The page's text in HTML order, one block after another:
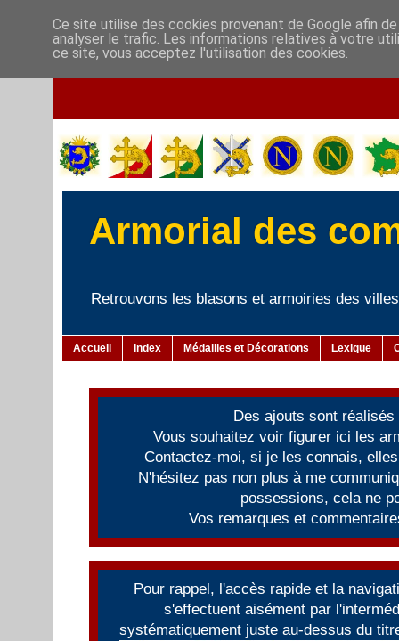
Armorial des
Retrouvons les blasons et armoiries des
Accueil Index Médailles et Décorations Lexique
Des ajouts sont
Vous souhaitez voir figurer ici les
Contactez-moi, si je les connais,
N'hésitez pas non plus à me
possessions, cela ne
Vos remarques et
Pour rappel, l'accès rapide et la
s'effectuent aisément par
systématiquement juste au-dessus du
Ce site utilise des cookies provenant de Google afin
analyser le trafic. Les informations relatives à votre
ce site, vous acceptez l'utilisation des cookies.